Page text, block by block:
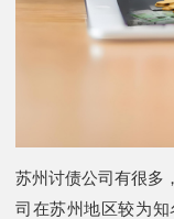
苏州讨债公司有很多
司在苏州地区较为